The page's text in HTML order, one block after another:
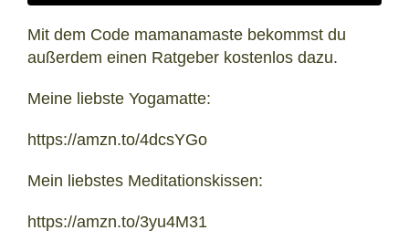
Mit dem Code mamanamaste bekommst du
außerdem einen Ratgeber kostenlos dazu.
Meine liebste Yogamatte:
https://amzn.to/4dcsYGo
Mein liebstes Meditationskissen:
https://amzn.to/3yu4M31